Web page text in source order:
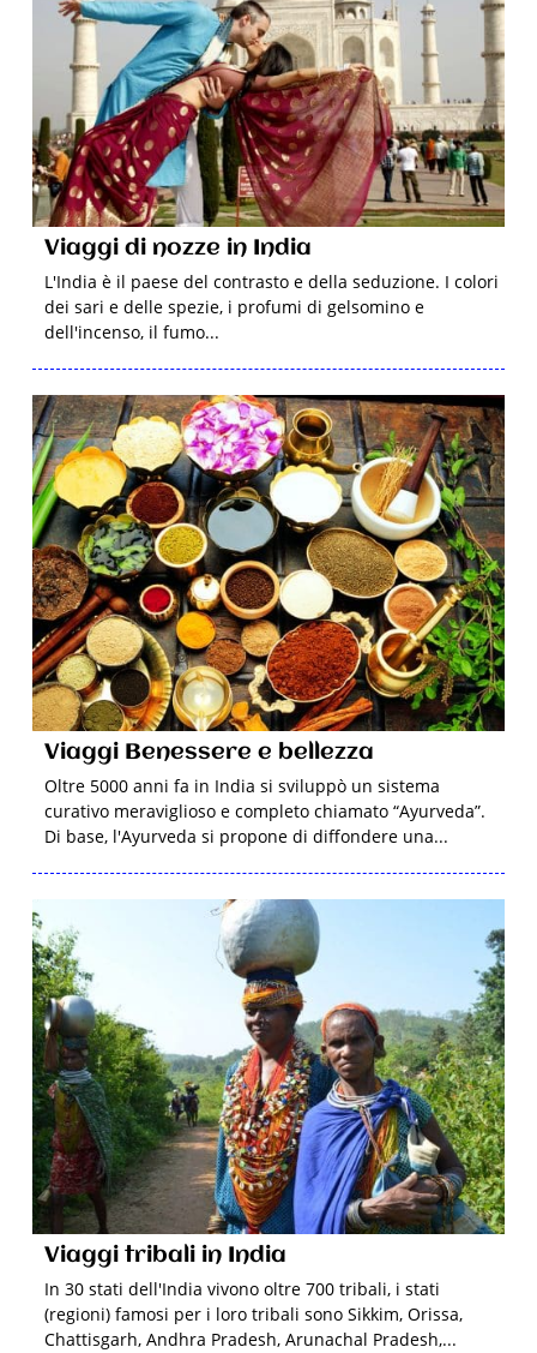
Viaggi di nozze in India
L'India è il paese del contrasto e della seduzione. I colori
dei sari e delle spezie, i profumi di gelsomino e
dell'incenso, il fumo...
Viaggi Benessere e bellezza
Oltre 5000 anni fa in India si sviluppò un sistema
curativo meraviglioso e completo chiamato “Ayurveda”.
Di base, l'Ayurveda si propone di diffondere una...
Viaggi tribali in India
In 30 stati dell'India vivono oltre 700 tribali, i stati
(regioni) famosi per i loro tribali sono Sikkim, Orissa,
Chattisgarh, Andhra Pradesh, Arunachal Pradesh,...